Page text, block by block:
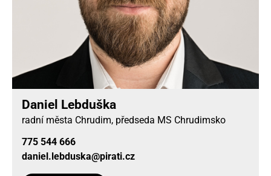
Daniel Lebduška
radní města Chrudim, předseda MS Chrudimsko
775 544 666
daniel.lebduska@pirati.cz